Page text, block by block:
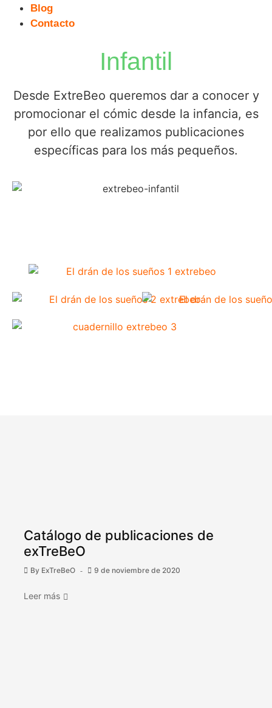
Blog
Contacto
Infantil
Desde ExtreBeo queremos dar a conocer y
promocionar el cómic desde la infancia, es
por ello que realizamos publicaciones
específicas para los más pequeños.
Catálogo de publicaciones de
exTreBeO
By ExTreBeO 9 de noviembre de 2020
Leer más